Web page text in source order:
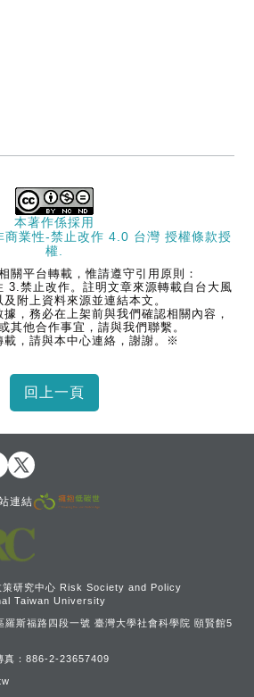
本著作係採用
業性-禁止改作 4.0 台灣 授權條款授
權.
關平台轉載，惟請遵守引用原則：
3.禁止改作。註明文章來源轉載自台大風
附上資料來源並連結本文。
，務必在上架前與我們確認相關內容，
其他合作事宜，請與我們聯繫。
，請與本中心連絡，謝謝。※
策研究中心 Risk Society and Policy
Taiwan University
羅斯福路四段一號 臺灣大學社會科學院 頤賢館5
真：886-2-23657409
連結